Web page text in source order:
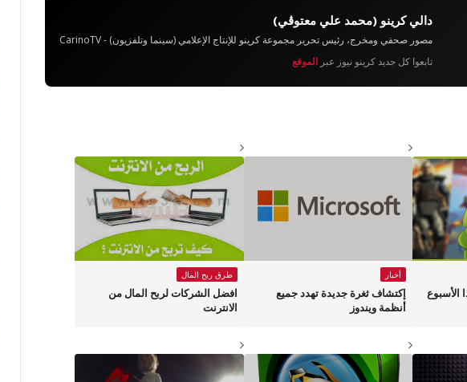
دالي كرينو (محمد علي معتوڨي)
مصور صحفي ومخرج، رئيس تحرير مجموعة كرينو للإنتاج الإعلامي (سينما وتلفزيون) - CarinoTV
تابعوا كل جديد كرينو نيوز عبرالموقع
الأسبوع
أخبار
إكتشاف ثغرة جديدة تهدد جميع
أنظمة ويندوز
طرق ربح المال
افضل الشركات لربح المال من
الانترنت